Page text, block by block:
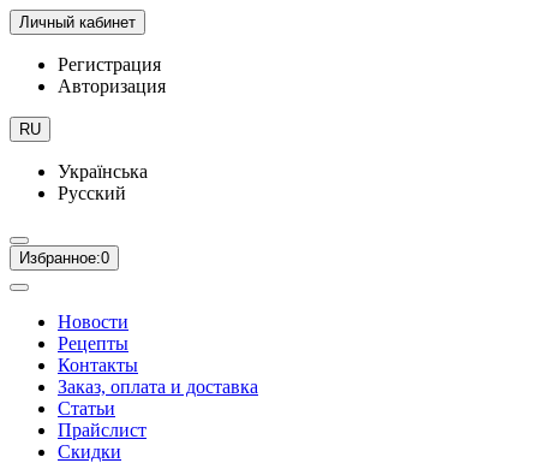
Личный кабинет
Регистрация
Авторизация
RU
Українська
Русский
Избранное:0
Новости
Рецепты
Контакты
Заказ, оплата и доставка
Статьи
Прайслист
Скидки